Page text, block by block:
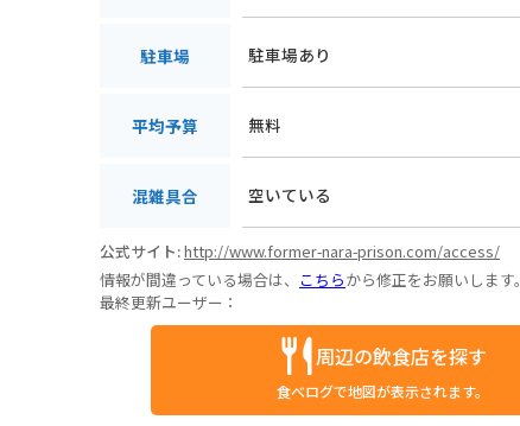
駐車場 駐車場あり
平均予算 無料
混雑具合 空いている
公式サイト:http://www.former-nara-prison.com/access/
情報が間違っている場合は、 こちらから修正をお願いします。
最終更新ユーザー：
周辺の飲食店を探す
食べログで地図が表示されます。